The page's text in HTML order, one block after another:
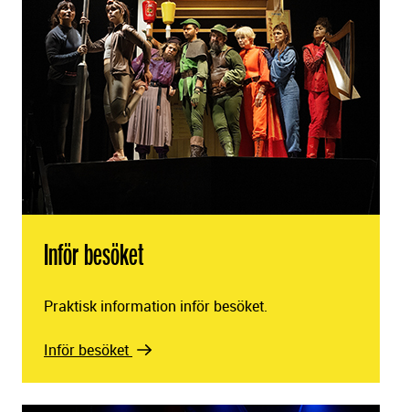
Inför besöket
Praktisk information inför besöket.
Inför besöket